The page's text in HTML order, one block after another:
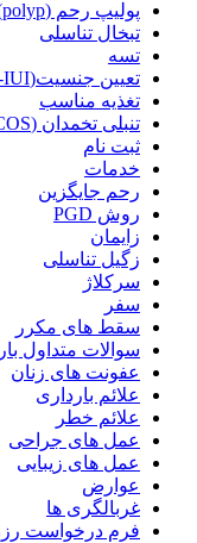
پولیپ رحم (polyp)
تبخال تناسلی
تسه
تعیین جنسیت(IVF-IUI)
تغذیه مناسب
تنبلی تخمدان (PCOS)
ثبت نام
خدمات
رحم جایگزین
روش PGD
زایمان
زگیل تناسلی
سرکلاژ
سفر
سقط های مکرر
سوالات متداول
عفونت های زنان
علائم بارداری
علائم خطر
عمل های جراحی
عمل های زیبایی
عوارض
غربالگری ها
فرم درخواست